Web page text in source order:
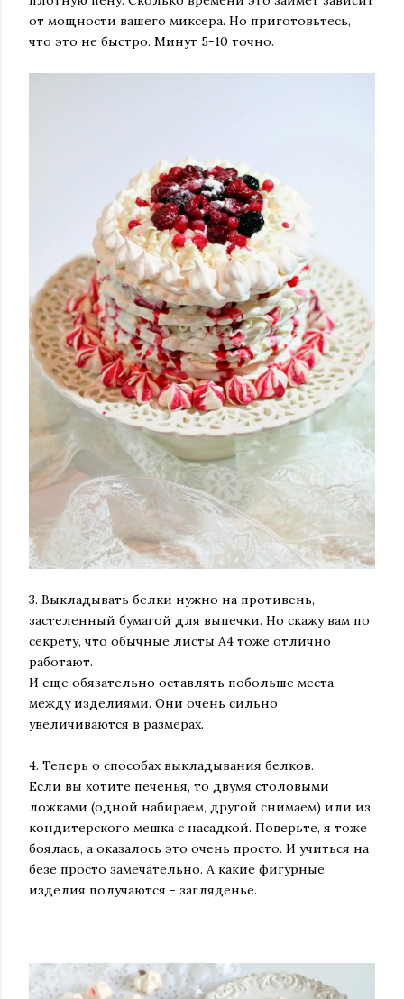
от мощности вашего миксера. Но приготовьтесь,
что это не быстро. Минут 5-10 точно.
3. Выкладывать белки нужно на противень,
застеленный бумагой для выпечки. Но скажу вам по
секрету, что обычные листы А4 тоже отлично
работают.
И еще обязательно оставлять побольше места
между изделиями. Они очень сильно
увеличиваются в размерах.
4. Теперь о способах выкладывания белков.
Если вы хотите печенья, то двумя столовыми
ложками (одной набираем, другой снимаем) или из
кондитерского мешка с насадкой. Поверьте, я тоже
боялась, а оказалось это очень просто. И учиться на
безе просто замечательно. А какие фигурные
изделия получаются - загляденьe.